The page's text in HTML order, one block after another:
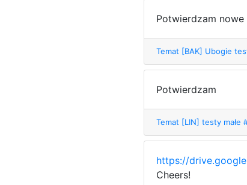
Potwierdzam nowe
Temat [BAK] Ubogie
Potwierdzam
Temat [LIN] testy małe
https://
Cheers!